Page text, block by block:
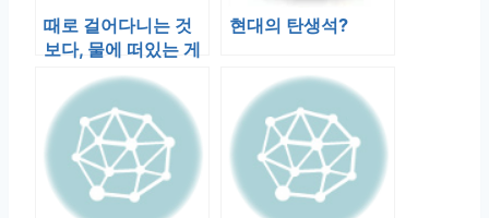
때로 걸어다니는 것
보다, 물에 떠있는 게
쉬울 때가 있다.
현대의 탄생석?